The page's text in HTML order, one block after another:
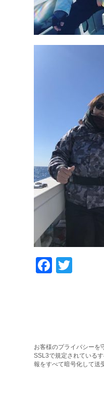
お客様のプライバシーを
SSL3で規定されている
報をすべて暗号化して送